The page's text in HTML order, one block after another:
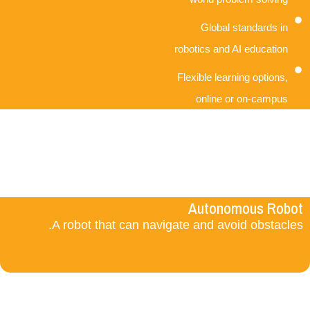
Global standards in
robotics and AI education
Flexible learning options,
online or on-campus
Autonomous Robot
A robot that can navigate and avoid obstacles.